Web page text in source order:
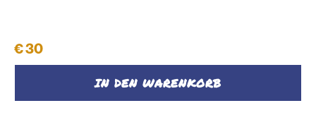
€30
IN DEN WARENKORB